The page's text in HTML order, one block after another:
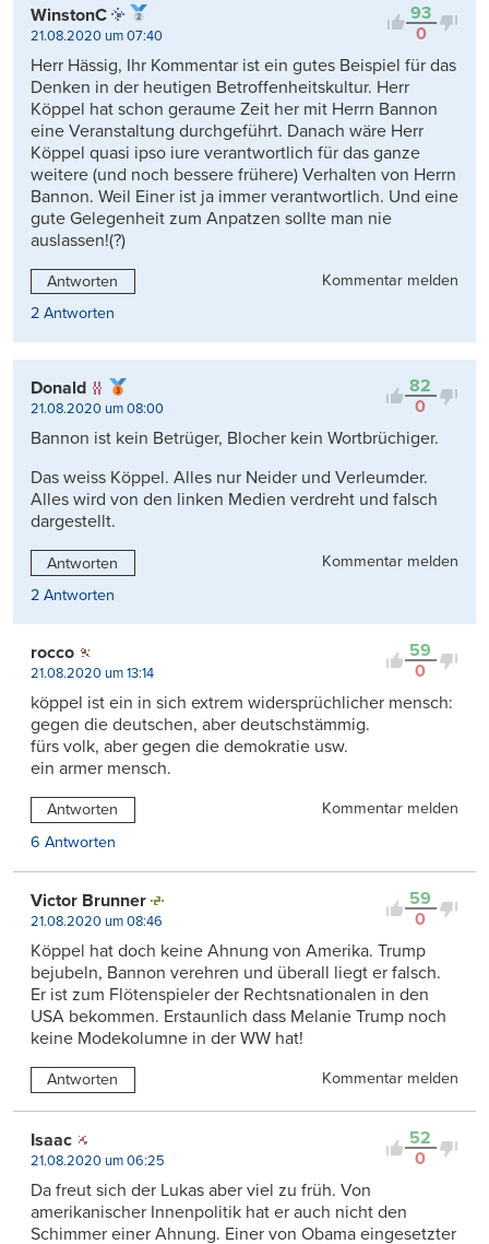
93
0
WinstonC
21.08.2020 um 07:40
Herr Hässig, Ihr Kommentar ist ein gutes Beispiel für das
Denken in der heutigen Betroffenheitskultur. Herr
Köppel hat schon geraume Zeit her mit Herrn Bannon
eine Veranstaltung durchgeführt. Danach wäre Herr
Köppel quasi ipso iure verantwortlich für das ganze
weitere (und noch bessere frühere) Verhalten von Herrn
Bannon. Weil Einer ist ja immer verantwortlich. Und eine
gute Gelegenheit zum Anpatzen sollte man nie
auslassen!(?)
Antworten
Kommentar melden
2 Antworten
82
0
Donald
21.08.2020 um 08:00
Bannon ist kein Betrüger, Blocher kein Wortbrüchiger.
Das weiss Köppel. Alles nur Neider und Verleumder.
Alles wird von den linken Medien verdreht und falsch
dargestellt.
Antworten
Kommentar melden
2 Antworten
59
0
rocco
21.08.2020 um 13:14
köppel ist ein in sich extrem widersprüchlicher mensch:
gegen die deutschen, aber deutschstämmig.
fürs volk, aber gegen die demokratie usw.
ein armer mensch.
Antworten
Kommentar melden
6 Antworten
59
0
Victor Brunner
21.08.2020 um 08:46
Köppel hat doch keine Ahnung von Amerika. Trump
bejubeln, Bannon verehren und überall liegt er falsch.
Er ist zum Flötenspieler der Rechtsnationalen in den
USA bekommen. Erstaunlich dass Melanie Trump noch
keine Modekolumne in der WW hat!
Antworten Kommentar melden
52
0
Isaac
21.08.2020 um 06:25
Da freut sich der Lukas aber viel zu früh. Von
amerikanischer Innenpolitik hat er auch nicht den
Schimmer einer Ahnung. Einer von Obama eingesetzter